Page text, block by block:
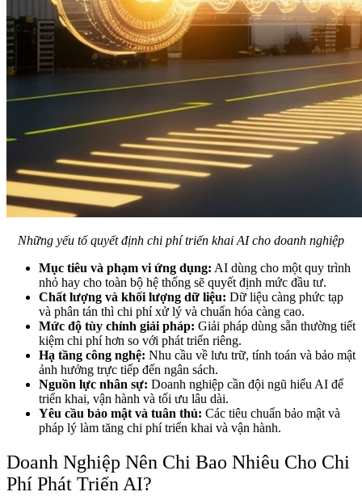
Những yếu tố quyết định chi phí triển khai AI cho doanh nghiệp
Mục tiêu và phạm vi ứng dụng: AI dùng cho một quy trình
nhỏ hay cho toàn bộ hệ thống sẽ quyết định mức đầu tư.
Chất lượng và khối lượng dữ liệu: Dữ liệu càng phức tạp
và phân tán thì chi phí xử lý và chuẩn hóa càng cao.
Mức độ tùy chỉnh giải pháp: Giải pháp dùng sẵn thường tiết
kiệm chi phí hơn so với phát triển riêng.
Hạ tầng công nghệ: Nhu cầu về lưu trữ, tính toán và bảo mật
ảnh hưởng trực tiếp đến ngân sách.
Nguồn lực nhân sự: Doanh nghiệp cần đội ngũ hiểu AI để
triển khai, vận hành và tối ưu lâu dài.
Yêu cầu bảo mật và tuân thủ: Các tiêu chuẩn bảo mật và
pháp lý làm tăng chi phí triển khai và vận hành.
Doanh Nghiệp Nên Chi Bao Nhiêu Cho Chi
Phí Phát Triển AI?